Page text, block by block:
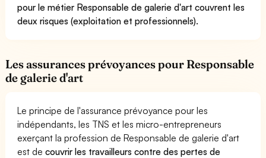
pour le métier Responsable de galerie d'art couvrent les
deux risques (exploitation et professionnels).
Les assurances prévoyances pour Responsable
de galerie d'art
Le principe de l'assurance prévoyance pour les
indépendants, les TNS et les micro-entrepreneurs
exerçant la profession de Responsable de galerie d'art
est decouvrir les travailleurs contre des pertes de